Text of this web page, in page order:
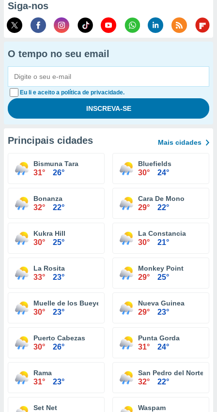
Siga-nos
O tempo no seu email
Eu li e aceito a política de privacidade.
Principais cidades Mais cidades
Bismuna Tara
31° 26°
Bluefields
30° 24°
Bonanza
32° 22°
Cara De Mono
29° 22°
Kukra Hill
30° 25°
La Constancia
30° 21°
La Rosita
33° 23°
Monkey Point
29° 25°
Muelle de los Bueyes
30° 23°
Nueva Guinea
29° 23°
Puerto Cabezas
30° 26°
Punta Gorda
31° 24°
Rama
31° 23°
San Pedro del Norte
32° 22°
Set Net Waspam